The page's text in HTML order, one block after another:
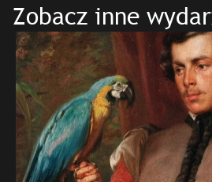
Zobacz inne